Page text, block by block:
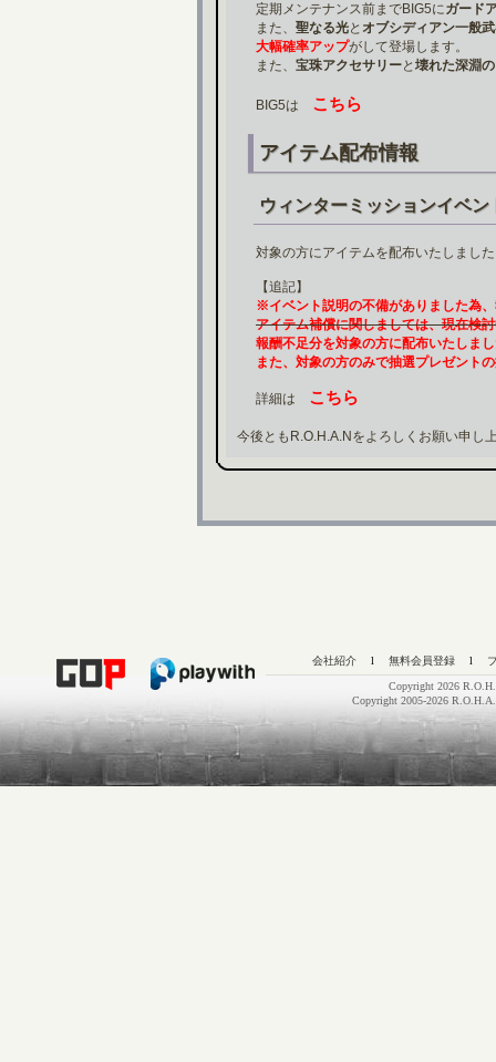
定期メンテナンス前までBIG5にガード
また、 聖なる光と オブシディアン一般
大幅確率アップがして登場します。
また、 宝珠アクセサリーと 壊れた深淵
BIG5は こちら
アイテム配布情報
ウィンターミッションイベン
対象の方にアイテムを配布いたしまし
【追記】
※イベント説明の不備がありました為
アイテム補償に関しましては、現在検
報酬不足分を対象の方に配布いたしま
また、対象の方のみで抽選プレゼント
詳細は こちら
今後ともR.O.H.A.Nをよろしくお願い申し
会社紹介 l 無料会員登録 l
Copyright 2026
Copyright 2005-2026